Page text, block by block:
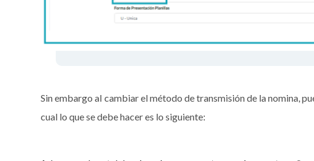
Sin embargo al cambiar el método de transmisión de la nomina,
cual lo que se debe hacer es lo siguiente: